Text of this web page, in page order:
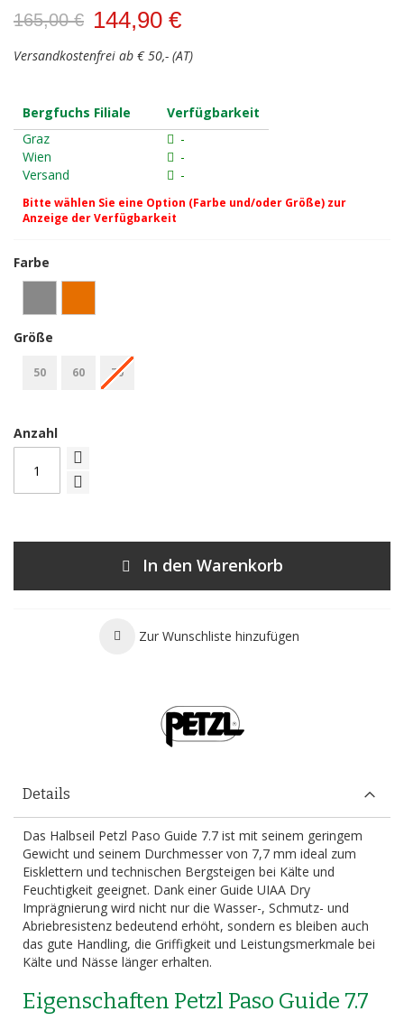
165,00 € 144,90 €
Versandkostenfrei ab € 50,- (AT)
Bergfuchs Filiale
Verfügbarkeit
Graz
-
Wien
-
Versand
-
Bitte wählen Sie eine Option (Farbe und/oder Größe) zur
Anzeige der Verfügbarkeit
Farbe
Größe
50 60 70
Anzahl
In den Warenkorb
Zur Wunschliste hinzufügen
Details
Das Halbseil Petzl Paso Guide 7.7 ist mit seinem geringem
Gewicht und seinem Durchmesser von 7,7 mm ideal zum
Eisklettern und technischen Bergsteigen bei Kälte und
Feuchtigkeit geeignet. Dank einer Guide UIAA Dry
Imprägnierung wird nicht nur die Wasser-, Schmutz- und
Abriebresistenz bedeutend erhöht, sondern es bleiben auch
das gute Handling, die Griffigkeit und Leistungsmerkmale bei
Kälte und Nässe länger erhalten.
Eigenschaften Petzl Paso Guide 7.7